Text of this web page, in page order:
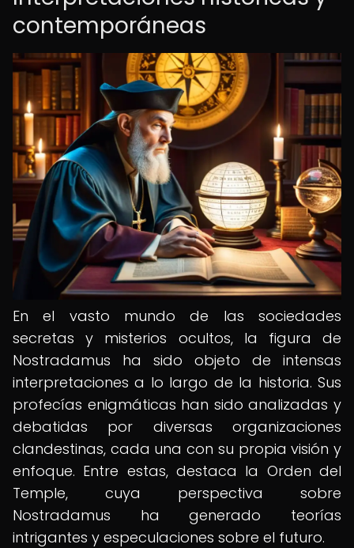
contemporáneas
En el vasto mundo de las sociedades
secretas y misterios ocultos, la figura de
Nostradamus ha sido objeto de intensas
interpretaciones a lo largo de la historia. Sus
profecías enigmáticas han sido analizadas y
debatidas por diversas organizaciones
clandestinas, cada una con su propia visión y
enfoque. Entre estas, destaca la Orden del
Temple, cuya perspectiva sobre
Nostradamus ha generado teorías
intrigantes y especulaciones sobre el futuro.